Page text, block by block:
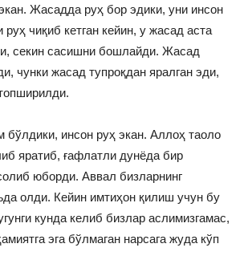
Жасадда руҳ бор эдики, уни инсон
чиқиб кетган кейин, у жасад аста
секин сасишни бошлайди. Жасад
чунки жасад тупроқдан яралган эди,
бўлдики, инсон руҳ экан. Аллоҳ таоло
яратиб, ғафлатли дунёда бир
юборди. Аввал бизларнинг
олди. Кейин имтиҳон қилиш учун бу
кунда келиб бизлар аслимизгамас,
эга бўлмаган нарсага жуда кўп